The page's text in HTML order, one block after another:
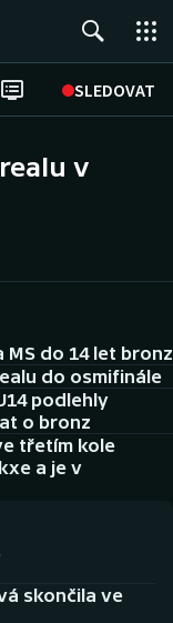
SLEDOVAT
v
do 14 let bronz
do osmifinále
podlehly
o bronz
třetím kole
a je v
skončila ve